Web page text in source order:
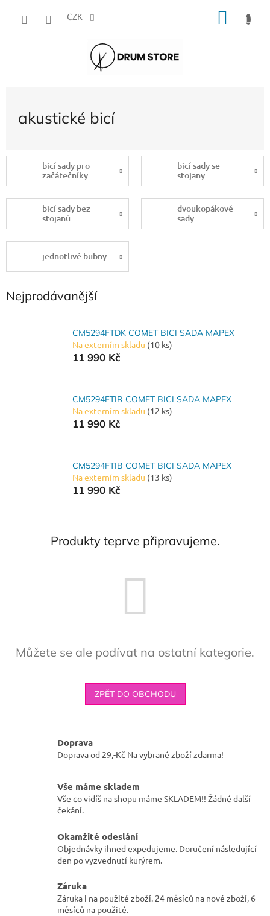
CZK
akustické bicí
bicí sady pro
začátečníky
bicí sady se
stojany
bicí sady bez
stojanů
dvoukopákové
sady
jednotlivé bubny
Nejprodávanější
CM5294FTDK COMET BICI SADA MAPEX
Na externím skladu (10 ks)
11 990 Kč
CM5294FTIR COMET BICI SADA MAPEX
Na externím skladu (12 ks)
11 990 Kč
CM5294FTIB COMET BICI SADA MAPEX
Na externím skladu (13 ks)
11 990 Kč
Produkty teprve připravujeme.
Můžete se ale podívat na ostatní kategorie.
ZPĚT DO OBCHODU
Doprava
Doprava od 29,-Kč Na vybrané zboží zdarma!
Vše máme skladem
Vše co vidíš na shopu máme SKLADEM!! Žádné další
čekání.
Okamžité odeslání
Objednávky ihned expedujeme. Doručení následující
den po vyzvednutí kurýrem.
Záruka
Záruka i na použité zboží. 24 měsíců na nové zboží, 6
měsíců na použité.